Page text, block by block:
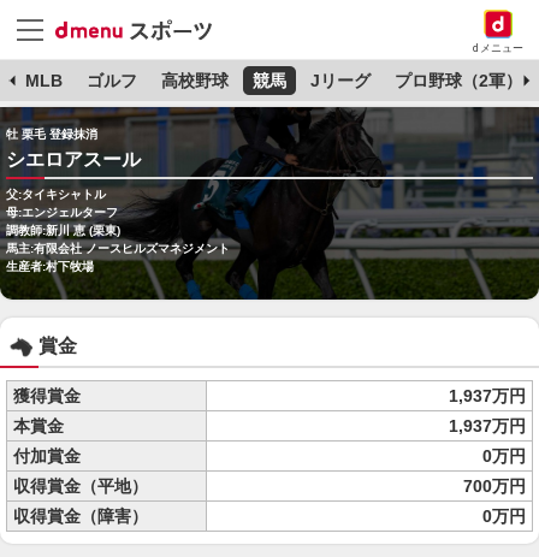
dメニュー
MLB ゴルフ 高校野球 競馬 Jリーグ プロ野球（2軍）
牡 栗毛 登録抹消
シエロアスール
父:タイキシャトル
母:エンジェルターフ
調教師:新川 恵 (栗東)
馬主:有限会社 ノースヒルズマネジメント
生産者:村下牧場
賞金
獲得賞金
1,937万円
本賞金
1,937万円
付加賞金
0万円
収得賞金（平地）
700万円
収得賞金（障害）
0万円